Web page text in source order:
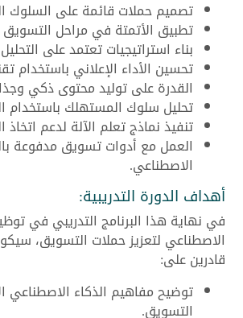
تصميم حملات قائمة على السلوك
تطبيق الأتمتة في مراحل التسويق
بناء استراتيجيات تعتمد على
تحسين الأداء الإعلاني باستخدام
القدرة على توليد محتوى ذكي
تحليل سلوك المستهلك باستخدام
تنفيذ نماذج تعلم الآلة لدعم اتخاذ
العمل مع أدوات تسويق مدفوعة
الاصطناعي.
أهداف الدورة التدريبية:
في نهاية هذا البرنامج التدريبي في
الاصطناعي لتعزيز حملات التسويق،
قادرين على:
توضيح مفاهيم الذكاء
التسويق.